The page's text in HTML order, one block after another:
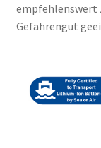
empfehlenswert
Gefahrengut